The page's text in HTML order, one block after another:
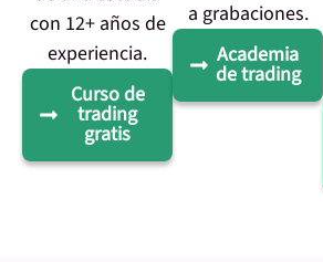
con 12+ años de
experiencia.
Curso de
trading
gratis
a grabaciones.
Academia
de trading